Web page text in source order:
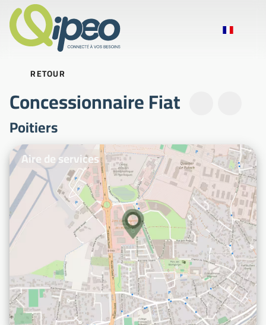
RETOUR
Concessionnaire Fiat
Poitiers
Photos d'illustration
Aire de services